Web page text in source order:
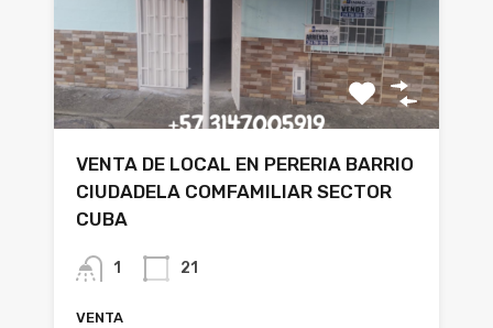
VENTA DE LOCAL EN PERERIA BARRIO
CIUDADELA COMFAMILIAR SECTOR
CUBA
1 21
VENTA